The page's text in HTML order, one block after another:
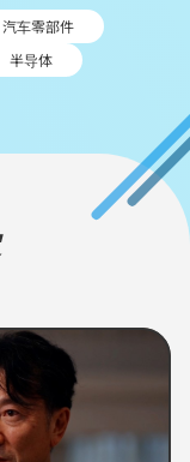
汽车零部件
半导体